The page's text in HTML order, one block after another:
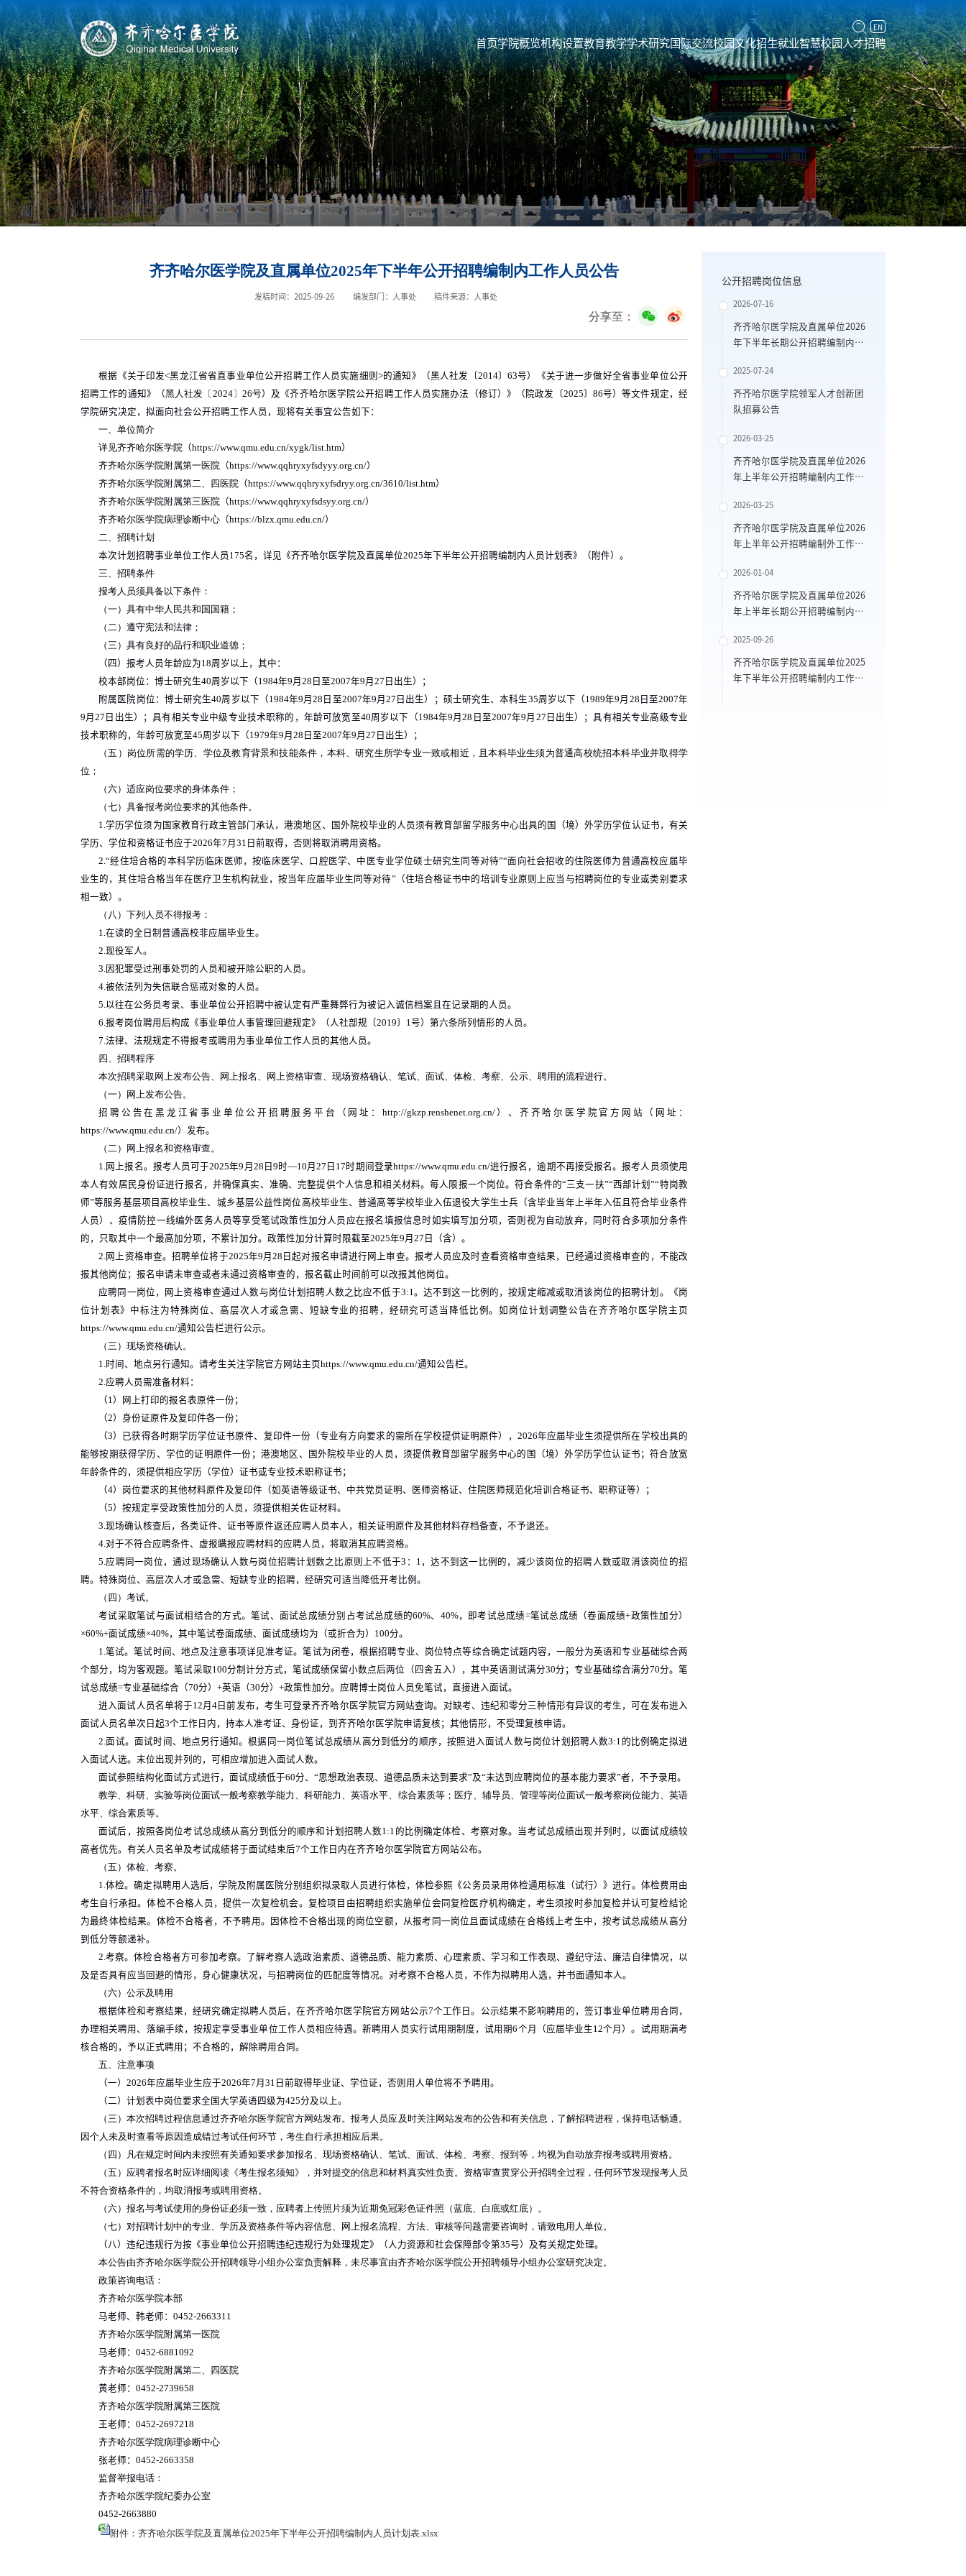
EN
首页学院概览机构设置教育教学学术研究国际交流校园文化招生就业智慧校园人才招聘
齐齐哈尔医学院及直属单位2025年下半年公开招聘编制内工作人员公告
发稿时间：2025-09-26 编发部门：人事处 稿件来源：人事处
分享至：
根据《关于印发<黑龙江省省直事业单位公开招聘工作人员实施细则 >的通知》（黑人社发〔2014〕63号）
《关于进一步做好全省事业单位公开
招聘工作的通知》（黑人社发〔 2024〕 26号） 及《齐齐哈尔医学院公开招聘工作人员实施办法（修订）》（院政发〔2025〕 86号）等文件规定，经
学院研究决定，拟面向社会公开招聘工作人员，现将有关事宜公告如下：
一、单位简介
详见齐齐哈尔医学院 （https://www.qmu.edu.cn/xygk/list.htm）
齐齐哈尔医学院附属第一医院 （https://www.qqhryxyfsdyyy.org.cn/）
齐齐哈尔医学院附属第二、四医院 （https://www.qqhryxyfsdryy.org.cn/3610/list.htm）
齐齐哈尔医学院附属第三医院 （https://www.qqhryxyfsdsyy.org.cn/）
齐齐哈尔医学院病理诊断中心 （https://blzx.qmu.edu.cn/）
二、招聘计划
本次计划招聘事业单位工作人员 175名，详见《齐齐哈尔医学院及直属单位2025年下半年公开招聘编制内人员计划表》（附件）。
三、招聘条件
报考人员须具备以下条件：
（一）具有中华人民共和国国籍；
（二）遵守宪法和法律；
（三）具有良好的品行和职业道德；
（四）报考人员年龄应为18周岁以上，其中：
校本部岗位：博士研究生40周岁以下（1984年9月28 日至2007年9月27 日出生）；
附属医院岗位：博士研究生40周岁以下（1984年9月28 日至2007年9月27 日出生）；硕士研究生、本科生35周岁以下（1989年9月 28 日至2007年
9月27 日出生）；具有相关专业中级专业技术职称的，年龄可放宽至40周岁以下（1984年9月28 日至2007年9月 27 日出生）；具有相关专业高级专业
技术职称的，年龄可放宽至45周岁以下（1979年9月 28 日至2007年9月 27 日出生）；
（五）岗位所需的学历、学位及教育背景和技能条件，本科、研究生所学专业一致或相近，且本科毕业生须为普通高校统招本科毕业并取得学
位；
（六）适应岗位要求的身体条件；
（七）具备报考岗位要求的其他条件。
1.学历学位须为国家教育行政主管部门承认，港澳地区、国外院校毕业的人员须有教育部留学服务中心出具的国（境）外学历学位认证书，有关
学历、学位和资格证书应于2026年7月 31 日前取得，否则将取消聘用资格。
2.“经住培合格的本科学历临床医师，按临床医学、口腔医学、中医专业学位硕士研究生同等对待”“面向社会招收的住院医师为普通高校应届毕
业生的，其住培合格当年在医疗卫生机构就业，按当年应届毕业生同等对待”（住培合格证书中的培训专业原则上应当与招聘岗位的专业或类别要求
相一致）。
（八）下列人员不得报考：
1.在读的全日制普通高校非应届毕业生。
2.现役军人。
3.因犯罪受过刑事处罚的人员和被开除公职的人员。
4.被依法列为失信联合惩戒对象的人员。
5.以往在公务员考录、事业单位公开招聘中被认定有严重舞弊行为被记入诚信档案且在记录期的人员。
6.报考岗位聘用后构成《事业单位人事管理回避规定》（人社部规〔2019〕 1号）第六条所列情形的人员。
7.法律、法规规定不得报考或聘用为事业单位工作人员的其他人员。
四、招聘程序
本次招聘采取网上发布公告、网上报名、网上资格审查、现场资格确认、笔试、面试、体检、考察、公示、聘用的流程进行。
（一）网上发布公告。
招聘公告在黑龙江省事业单位公开招聘服务平台（网址： http://gkzp.renshenet.org.cn/）、齐齐哈尔医学院官方网站（网址：
https://www.qmu.edu.cn/）发布。
（二）网上报名和资格审查。
1.网上报名。报考人员可于2025年9 月 28 日 9 时—10月27 日 17 时期间登录https://www.qmu.edu.cn/进行报名，逾期不再接受报名。报考人员须使用
本人有效居民身份证进行报名，并确保真实、准确、完整提供个人信息和相关材料。每人限报一个岗位。符合条件的“三支一扶”“西部计划”“特岗教
师”等服务基层项目高校毕业生、城乡基层公益性岗位高校毕业生、普通高等学校毕业入伍退役大学生士兵（含毕业当年上半年入伍且符合毕业条件
人员）、疫情防控一线编外医务人员等享受笔试政策性加分人员应在报名填报信息时如实填写加分项，否则视为自动放弃，同时符合多项加分条件
的，只取其中一个最高加分项，不累计加分。政策性加分计算时限截至2025年9月 27 日（含）。
2.网上资格审查。招聘单位将于2025年9月28 日起对报名申请进行网上审查。报考人员应及时查看资格审查结果，已经通过资格审查的，不能改
报其他岗位；报名申请未审查或者未通过资格审查的，报名截止时间前可以改报其他岗位。
应聘同一岗位，网上资格审查通过人数与岗位计划招聘人数之比应不低于3:1。达不到这一比例的，按规定缩减或取消该岗位的招聘计划。《岗
位计划表》中标注为特殊岗位、高层次人才或急需、短缺专业的招聘，经研究可适当降低比例。如岗位计划调整公告在齐齐哈尔医学院主页
https://www.qmu.edu.cn/通知公告栏进行公示。
（三）现场资格确认。
1.时间、地点另行通知。请考生关注学院官方网站主页https://www.qmu.edu.cn/通知公告栏。
2.应聘人员需准备材料：
（1）网上打印的报名表原件一份；
（2）身份证原件及复印件各一份；
（3）已获得各时期学历学位证书原件、复印件一份（专业有方向要求的需所在学校提供证明原件）， 2026年应届毕业生须提供所在学校出具的
能够按期获得学历、学位的证明原件一份；港澳地区、国外院校毕业的人员，须提供教育部留学服务中心的国（境）外学历学位认证书；符合放宽
年龄条件的，须提供相应学历（学位）证书或专业技术职称证书；
（4）岗位要求的其他材料原件及复印件（如英语等级证书、中共党员证明、医师资格证、住院医师规范化培训合格证书、职称证等）；
（5）按规定享受政策性加分的人员，须提供相关佐证材料。
3.现场确认核查后，各类证件、证书等原件返还应聘人员本人，相关证明原件及其他材料存档备查，不予退还。
4.对于不符合应聘条件、虚报瞒报应聘材料的应聘人员，将取消其应聘资格。
5.应聘同一岗位，通过现场确认人数与岗位招聘计划数之比原则上不低于3 ： 1 ，达不到这一比例的，减少该岗位的招聘人数或取消该岗位的招
聘。特殊岗位、高层次人才或急需、短缺专业的招聘，经研究可适当降低开考比例。
（四）考试。
考试采取笔试与面试相结合的方式。笔试、面试总成绩分别占考试总成绩的60%、 40%，即考试总成绩=笔试总成绩（卷面成绩+政策性加分）
×60%+面试成绩×40%，其中笔试卷面成绩、面试成绩均为（或折合为） 100分。
1.笔试。笔试时间、地点及注意事项详见准考证。笔试为闭卷，根据招聘专业、岗位特点等综合确定试题内容，一般分为英语和专业基础综合两
个部分，均为客观题。笔试采取100分制计分方式，笔试成绩保留小数点后两位（四舍五入），其中英语测试满分30分；专业基础综合满分70分。笔
试总成绩=专业基础综合（70分） +英语（30分） +政策性加分。应聘博士岗位人员免笔试，直接进入面试。
进入面试人员名单将于12月4 日前发布，考生可登录齐齐哈尔医学院官方网站查询。对缺考、违纪和零分三种情形有异议的考生，可在发布进入
面试人员名单次日起3个工作日内，持本人准考证、身份证，到齐齐哈尔医学院申请复核；其他情形，不受理复核申请。
2.面试。面试时间、地点另行通知。根据同一岗位笔试总成绩从高分到低分的顺序，按照进入面试人数与岗位计划招聘人数3:1 的比例确定拟进
入面试人选。末位出现并列的，可相应增加进入面试人数。
面试参照结构化面试方式进行，面试成绩低于60分、“思想政治表现、道德品质未达到要求”及“未达到应聘岗位的基本能力要求”者，不予录用。
教学、科研、实验等岗位面试一般考察教学能力、科研能力、英语水平、综合素质等；医疗、辅导员、管理等岗位面试一般考察岗位能力、英语
水平、综合素质等。
面试后，按照各岗位考试总成绩从高分到低分的顺序和计划招聘人数1:1 的比例确定体检、考察对象。当考试总成绩出现并列时，以面试成绩较
高者优先。有关人员名单及考试成绩将于面试结束后7个工作日内在齐齐哈尔医学院官方网站公布。
（五）体检、考察。
1.体检。确定拟聘用人选后，学院及附属医院分别组织拟录取人员进行体检，体检参照《公务员录用体检通用标准（试行）》进行。体检费用由
考生自行承担。体检不合格人员，提供一次复检机会。复检项目由招聘组织实施单位会同复检医疗机构确定，考生须按时参加复检并认可复检结论
为最终体检结果。体检不合格者，不予聘用。因体检不合格出现的岗位空额，从报考同一岗位且面试成绩在合格线上考生中，按考试总成绩从高分
到低分等额递补。
2.考察。体检合格者方可参加考察。了解考察人选政治素质、道德品质、能力素质、心理素质、学习和工作表现、遵纪守法、廉洁自律情况，以
及是否具有应当回避的情形，身心健康状况，与招聘岗位的匹配度等情况。对考察不合格人员，不作为拟聘用人选，并书面通知本人。
（六）公示及聘用
根据体检和考察结果，经研究确定拟聘人员后，在齐齐哈尔医学院官方网站公示7个工作日。公示结果不影响聘用的，签订事业单位聘用合同，
办理相关聘用、落编手续，按规定享受事业单位工作人员相应待遇。新聘用人员实行试用期制度，试用期6个月（应届毕业生12个月）。试用期满考
核合格的，予以正式聘用；不合格的，解除聘用合同。
五、注意事项
（一）2026年应届毕业生应于2026年7月31 日前取得毕业证、学位证，否则用人单位将不予聘用。
（二）计划表中岗位要求全国大学英语四级为425分及以上。
（三）本次招聘过程信息通过齐齐哈尔医学院官方网站发布。报考人员应及时关注网站发布的公告和有关信息，了解招聘进程，保持电话畅通。
因个人未及时查看等原因造成错过考试任何环节，考生自行承担相应后果。
（四）凡在规定时间内未按照有关通知要求参加报名、现场资格确认、笔试、面试、体检、考察、报到等，均视为自动放弃报考或聘用资格。
（五）应聘者报名时应详细阅读《考生报名须知》，并对提交的信息和材料真实性负责。资格审查贯穿公开招聘全过程，任何环节发现报考人员
不符合资格条件的，均取消报考或聘用资格。
（六）报名与考试使用的身份证必须一致，应聘者上传照片须为近期免冠彩色证件照（蓝底、白底或红底）。
（七）对招聘计划中的专业、学历及资格条件等内容信息、网上报名流程、方法、审核等问题需要咨询时，请致电用人单位。
（八）违纪违规行为按《事业单位公开招聘违纪违规行为处理规定》（人力资源和社会保障部令第35号）及有关规定处理。
本公告由齐齐哈尔医学院公开招聘领导小组办公室负责解释，未尽事宜由齐齐哈尔医学院公开招聘领导小组办公室研究决定。
政策咨询电话：
齐齐哈尔医学院本部
马老师、韩老师：0452-2663311
齐齐哈尔医学院附属第一医院
马老师：0452-6881092
齐齐哈尔医学院附属第二、四医院
黄老师：0452-2739658
齐齐哈尔医学院附属第三医院
王老师：0452-2697218
齐齐哈尔医学院病理诊断中心
张老师：0452-2663358
监督举报电话：
齐齐哈尔医学院纪委办公室
0452-2663880
附件：齐齐哈尔医学院及直属单位2025年下半年公开招聘编制内人员计划表.xlsx
公开招聘岗位信息
2026-07-16
齐齐哈尔医学院及直属单位2026
年下半年长期公开招聘编制内工
2025-07-24
齐齐哈尔医学院领军人才创新团
队招募公告
2026-03-25
齐齐哈尔医学院及直属单位2026
年上半年公开招聘编制内工作人
2026-03-25
齐齐哈尔医学院及直属单位2026
年上半年公开招聘编制外工作人
2026-01-04
齐齐哈尔医学院及直属单位2026
年上半年长期公开招聘编制内工
2025-09-26
齐齐哈尔医学院及直属单位2025
年下半年公开招聘编制内工作人